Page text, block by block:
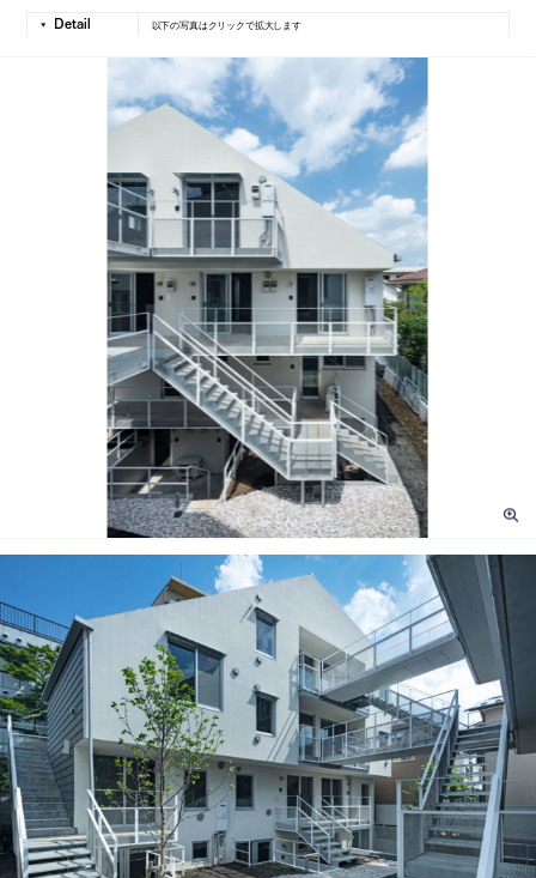
以下の写真はクリックで拡大します